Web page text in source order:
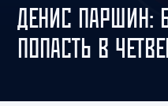
ДЕНИС ПАРШИН:
ПОПАСТЬ В